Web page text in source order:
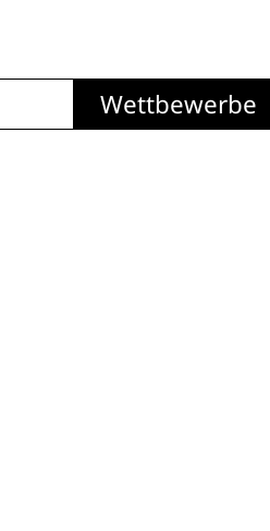
Wettbewerbe